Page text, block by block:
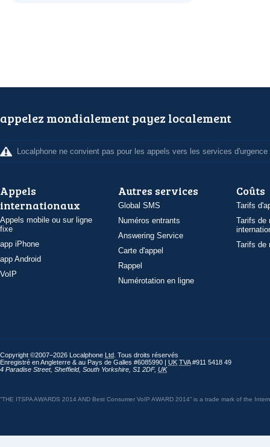
appelez mondialement payez localement
Localphone ne convient pas pour les appels vers les services d'urgence
Appels
internationaux
Appels mobile ou sur ligne
fixe
app iPhone
app Android
VoIP
Autres services
Global SMS
Numéros entrants
Answering Service
Carte d'appel
Rappel
Numérotation en ligne
Coûts
Tarifs
Tarifs de
Tarifs de
Copyright ©2007–2026 Localphone Ltd . Tous droits réservés
Enregistré en Angleterre & au Pays de Galles #6085990 | UK TVA#911 5418 49
4 Paradise Street, Sheffield, South Yorkshire S1 2DF, UK
“THE ITSPA AWARDS 2014 AND Best Consumer VoIP AWARD 2014” is a trade mark of the